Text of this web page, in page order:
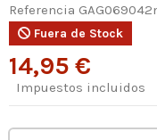
Referencia
Fuera de Stock
14,95 €
Impuestos incluidos